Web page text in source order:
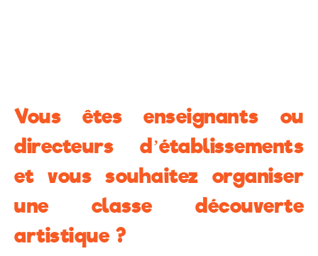
Vous êtes enseignants ou
directeurs d’établissements
et vous souhaitez organiser
une classe découverte
artistique ?